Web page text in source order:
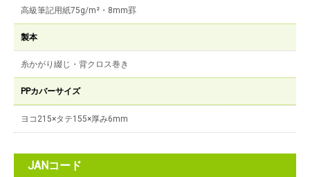
高級筆記用紙75g/m²・8mm罫
製本
糸かがり綴じ・背クロス巻き
PPカバーサイズ
ヨコ215×タテ155×厚み6mm
JANコード